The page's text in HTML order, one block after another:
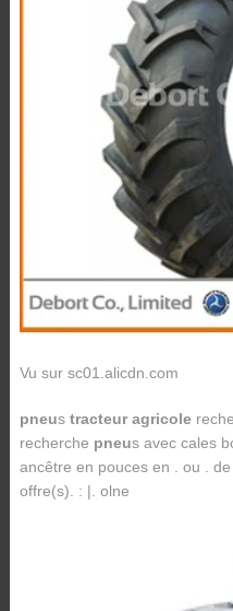
Vu sur sc01.alicdn.com
pneus tracteur agricole
recherche pneus avec cales
ancêtre en pouces en . ou .
offre(s). : |. olne